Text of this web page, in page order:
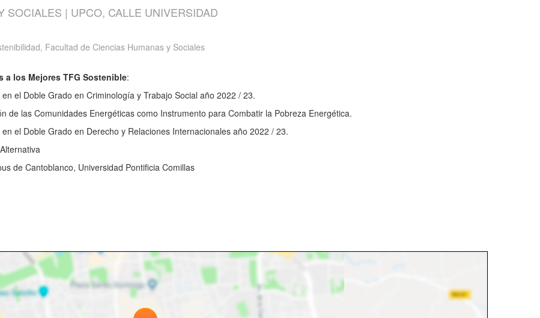
SOCIALES | UPCO, CALLE UNIVERSIDAD
Facultad de Ciencias Humanas y Sociales
a los Mejores TFG Sostenible:
el Doble Grado en Criminología y Trabajo Social año 2022 / 23.
de las Comunidades Energéticas como Instrumento para Combatir la Pobreza Energética.
el Doble Grado en Derecho y Relaciones Internacionales año 2022 / 23.
de Cantoblanco, Universidad Pontificia Comillas